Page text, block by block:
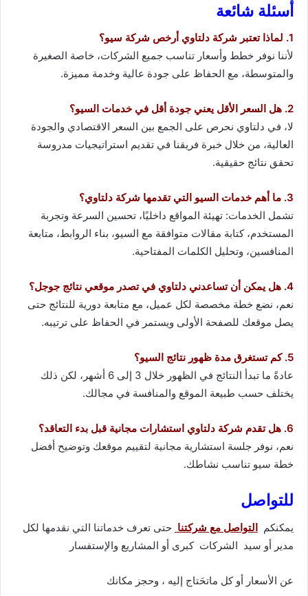
أسئلة شائعة
1. لماذا تعتبر شركة دلتاوي أرخص شركة سيو؟
لأننا نوفر خطط وأسعار تناسب جميع الشركات، خاصة الصغيرة
والمتوسطة، مع الحفاظ على جودة عالية وخدمة مميزة.
2. هل السعر الأقل يعني جودة أقل في خدمات السيو؟
لا، في دلتاوي نحرص على الجمع بين السعر الاقتصادي والجودة
العالية، من خلال خبرة فريقنا في تقديم استراتيجيات مدروسة
تحقق نتائج حقيقية.
3. ما أهم خدمات السيو التي تقدمها شركة دلتاوي؟
تشمل الخدمات: تهيئة المواقع داخليًا، تحسين السرعة وتجربة
المستخدم، كتابة مقالات متوافقة مع السيو، بناء الروابط، متابعة
المنافسين، وتحليل الكلمات المفتاحية.
4. هل يمكن أن تساعدني دلتاوي في تصدر موقعي نتائج جوجل؟
نعم، نضع خطة مخصصة لكل عميل، مع متابعة دورية للنتائج حتى
يصل موقعك للصفحة الأولى ويستمر في الحفاظ على ترتيبه.
5. كم تستغرق مدة ظهور نتائج السيو؟
عادةً ما تبدأ النتائج في الظهور خلال 3 إلى 6 أشهر، لكن ذلك
يختلف حسب طبيعة الموقع والمنافسة في مجالك.
6. هل تقدم شركة دلتاوي استشارات مجانية قبل بدء التعاقد؟
نعم، نوفر جلسة استشارية مجانية لتقييم موقعك وتوضيح أفضل
خطة سيو تناسب نشاطك.
للتواصل
يمكنكم التواصل مع شركتنا حتى تعرف خدماتنا التي نقدمها لكل
مدير أو سيد الشركات كبرى أو المشاريع والإستفسار
عن الأسعار أو كل ماتحَتاج إليه ، وحجز مكانك